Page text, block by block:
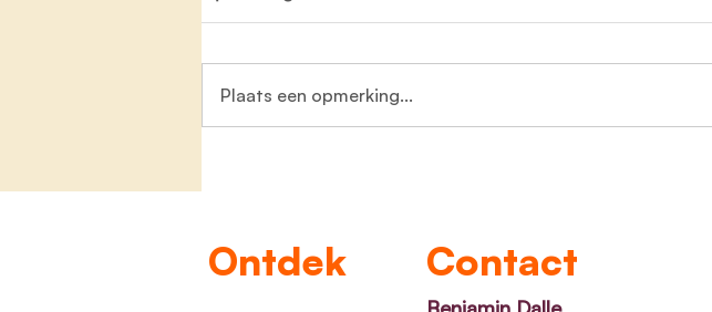
Plaats een opmerking...
Ontdek Contact